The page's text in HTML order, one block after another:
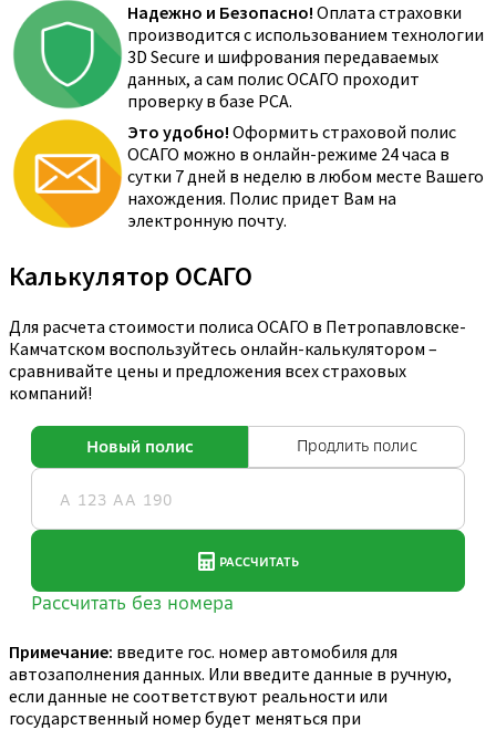
Надежно и Безопасно! Оплата страховки
производится с использованием технологии
3D Secure и шифрования передаваемых
данных, а сам полис ОСАГО проходит
проверку в базе РСА.
Это удобно! Оформить страховой полис
ОСАГО можно в онлайн-режиме 24 часа в
сутки 7 дней в неделю в любом месте Вашего
нахождения. Полис придет Вам на
электронную почту.
Калькулятор ОСАГО
Для расчета стоимости полиса ОСАГО в Петропавловске-
Камчатском воспользуйтесь онлайн-калькулятором –
сравнивайте цены и предложения всех страховых
компаний!
Примечание: введите гос. номер автомобиля для
автозаполнения данных. Или введите данные в ручную,
если данные не соответствуют реальности или
государственный номер будет меняться при